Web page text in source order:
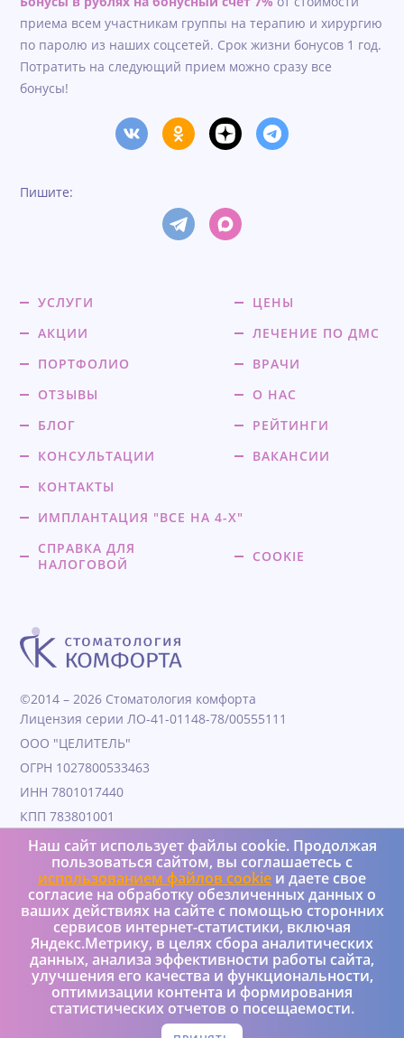
Наш сайт использует файлы cookie. Продолжая
пользоваться сайтом, вы соглашаетесь с
использованием файлов cookie и даете свое
согласие на обработку обезличенных данных о
ваших действиях на сайте с помощью сторонних
сервисов интернет-статистики, включая
Яндекс.Метрику, в целях сбора аналитических
данных, анализа эффективности работы сайта,
улучшения его качества и функциональности,
оптимизации контента и формирования
статистических отчетов о посещаемости.
приема всем участникам группы на терапию и хирургию
по паролю из наших соцсетей. Срок жизни бонусов 1 год.
Потратить на следующий прием можно сразу все
бонусы!
Пишите:
УСЛУГИ
ЦЕНЫ
АКЦИИ
ЛЕЧЕНИЕ ПО ДМС
ПОРТФОЛИО
ВРАЧИ
ОТЗЫВЫ
О НАС
БЛОГ
РЕЙТИНГИ
КОНСУЛЬТАЦИИ
ВАКАНСИИ
КОНТАКТЫ
ИМПЛАНТАЦИЯ "ВСЕ НА 4-Х"
СПРАВКА ДЛЯ
НАЛОГОВОЙ
COOKIE
©2014 – 2026 Стоматология комфорта
Лицензия серии ЛО-41-01148-78/00555111
ООО "ЦЕЛИТЕЛЬ"
ОГРН 1027800533463
ИНН 7801017440
КПП 783801001
Дата образования 04.11.1991
Юридический адрес 190000, Г.Санкт-петербург, ул
Гороховая, д. 25, литера а, пом 4Н
+7 (950) 037-08-73
Реализация и интеграция – Versus Ltd
Политика конфиденциальности